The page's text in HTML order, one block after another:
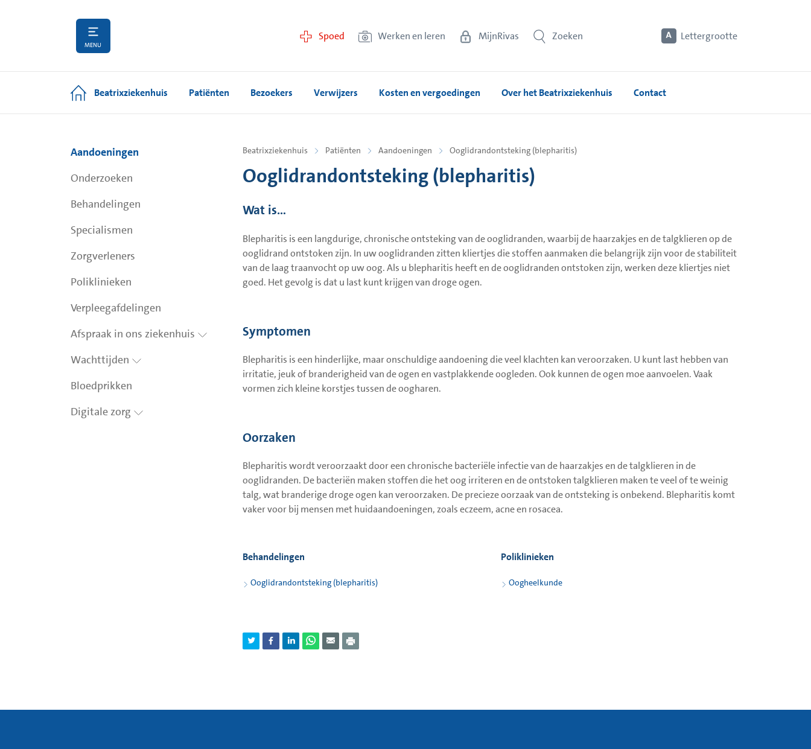
MENU
Spoed Werken en leren MijnRivas Zoeken Lettergrootte
Beatrixziekenhuis Patiënten Bezoekers Verwijzers Kosten en vergoedingen Over het Beatrixziekenhuis Contact
Aandoeningen
Onderzoeken
Behandelingen
Specialismen
Zorgverleners
Poliklinieken
Verpleegafdelingen
Afspraak in ons ziekenhuis
Wachttijden
Bloedprikken
Digitale zorg
Beatrixziekenhuis Patiënten Aandoeningen Ooglidrandontsteking (blepharitis)
Ooglidrandontsteking (blepharitis)
Wat is…
Blepharitis is een langdurige, chronische ontsteking van de ooglidranden, waarbij de haarzakjes en de talgklieren op de
ooglidrand ontstoken zijn. In uw ooglidranden zitten kliertjes die stoffen aanmaken die belangrijk zijn voor de stabiliteit
van de laag traanvocht op uw oog. Als u blepharitis heeft en de ooglidranden ontstoken zijn, werken deze kliertjes niet
goed. Het gevolg is dat u last kunt krijgen van droge ogen.
Symptomen
Blepharitis is een hinderlijke, maar onschuldige aandoening die veel klachten kan veroorzaken. U kunt last hebben van
irritatie, jeuk of branderigheid van de ogen en vastplakkende oogleden. Ook kunnen de ogen moe aanvoelen. Vaak
vormen zich kleine korstjes tussen de oogharen.
Oorzaken
Blepharitis wordt veroorzaakt door een chronische bacteriële infectie van de haarzakjes en de talgklieren in de
ooglidranden. De bacteriën maken stoffen die het oog irriteren en de ontstoken talgklieren maken te veel of te weinig
talg, wat branderige droge ogen kan veroorzaken. De precieze oorzaak van de ontsteking is onbekend. Blepharitis komt
vaker voor bij mensen met huidaandoeningen, zoals eczeem, acne en rosacea.
Behandelingen
Ooglidrandontsteking (blepharitis)
Poliklinieken
Oogheelkunde